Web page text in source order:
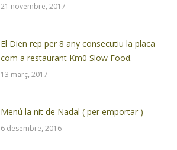
21 novembre, 2017
El Dien rep per 8 any consecutiu la placa
com a restaurant Km0 Slow Food.
13 març, 2017
Menú la nit de Nadal ( per emportar )
6 desembre, 2016